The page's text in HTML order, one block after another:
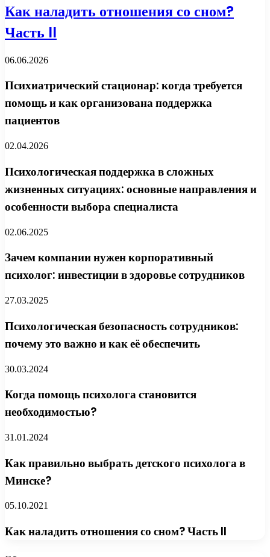
Как наладить отношения со сном?
Часть II
06.06.2026
Психиатрический стационар: когда требуется
помощь и как организована поддержка
пациентов
02.04.2026
Психологическая поддержка в сложных
жизненных ситуациях: основные направления и
особенности выбора специалиста
02.06.2025
Зачем компании нужен корпоративный
психолог: инвестиции в здоровье сотрудников
27.03.2025
Психологическая безопасность сотрудников:
почему это важно и как её обеспечить
30.03.2024
Когда помощь психолога становится
необходимостью?
31.01.2024
Как правильно выбрать детского психолога в
Минске?
05.10.2021
Как наладить отношения со сном? Часть II